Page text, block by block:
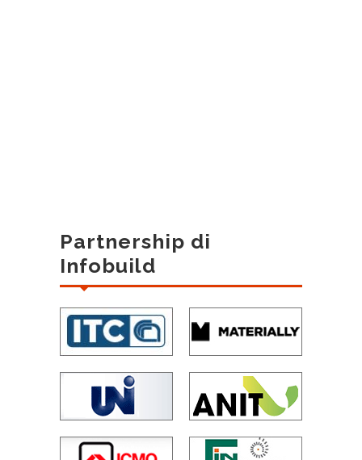
Partnership di
Infobuild